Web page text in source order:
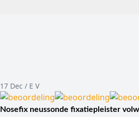
17 Dec / E V
Nosefix neussonde fixatiepleister